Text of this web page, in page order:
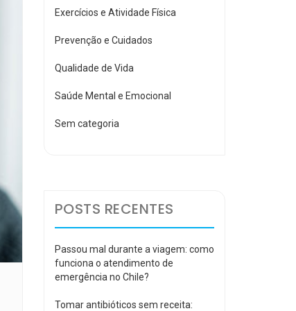
Exercícios e Atividade Física
Prevenção e Cuidados
Qualidade de Vida
Saúde Mental e Emocional
Sem categoria
POSTS RECENTES
Passou mal durante a viagem: como
funciona o atendimento de
emergência no Chile?
Tomar antibióticos sem receita: